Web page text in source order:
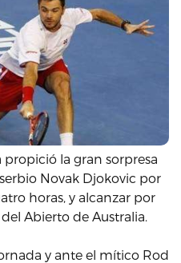
propició la gran sorpresa
Novak Djokovic por
horas, y alcanzar por
Abierto de Australia.
y ante el mítico Rod